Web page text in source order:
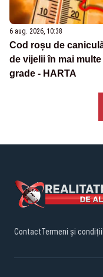
6 aug. 2026, 10:38
Cod roșu de
de vijelii în mai
grade - HARTA
ContactTermeni și condiții